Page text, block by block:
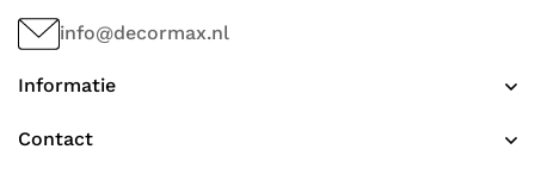
Informatie
Contact
info@decormax.nl